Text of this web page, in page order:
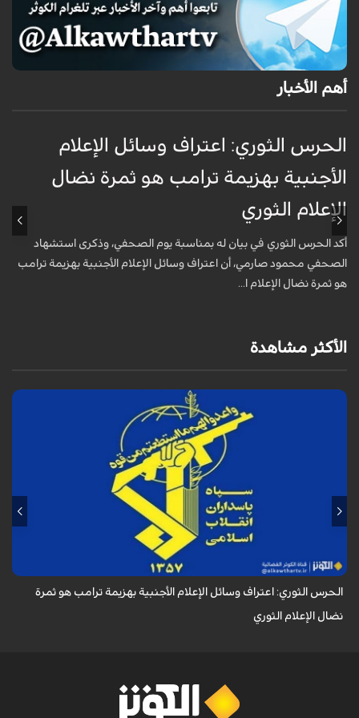
أهم الأخبار
الحرس الثوري: اعتراف وسائل الإعلام
الأجنبية بهزيمة ترامب هو ثمرة نضال
الإعلام الثوري
أكد الحرس الثوري في بيان له بمناسبة يوم الصحفي، وذكرى استشهاد
الصحفي محمود صارمي، أن اعتراف وسائل الإعلام الأجنبية بهزيمة ترامب
هو ثمرة نضال الإعلام ا...
الأكثر مشاهدة
أكد الحرس الثوري في بيان له بمناسبة يوم الصحفي، وذكرى استشهاد الصحفي
محمود صارمي، أن اعتراف وسائل الإعلام الأجنبية بهزيمة ترامب هو ثمرة نضال
الحرس الثوري: اعتراف وسائل الإعلام الأجنبية بهزيمة ترامب هو ثمرة
نضال الإعلام الثوري